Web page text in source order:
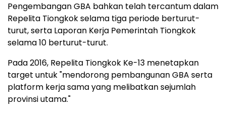
Pengembangan GBA bahkan telah tercantum dalam
Repelita Tiongkok selama tiga periode berturut-
turut, serta Laporan Kerja Pemerintah Tiongkok
selama 10 berturut-turut.
Pada 2016, Repelita Tiongkok Ke-13 menetapkan
target untuk "mendorong pembangunan GBA serta
platform kerja sama yang melibatkan sejumlah
provinsi utama."